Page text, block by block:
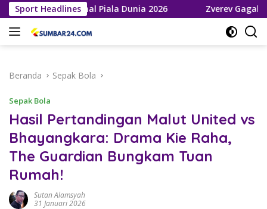
Langsung
ke
konten
Sport Headlines
ke Final Piala Dunia 2026 Zverev Gagal Juara di
Beranda Sepak Bola
Sepak Bola
Hasil Pertandingan Malut United vs
Bhayangkara: Drama Kie Raha,
The Guardian Bungkam Tuan
Rumah!
Sutan Alamsyah
31 Januari 2026